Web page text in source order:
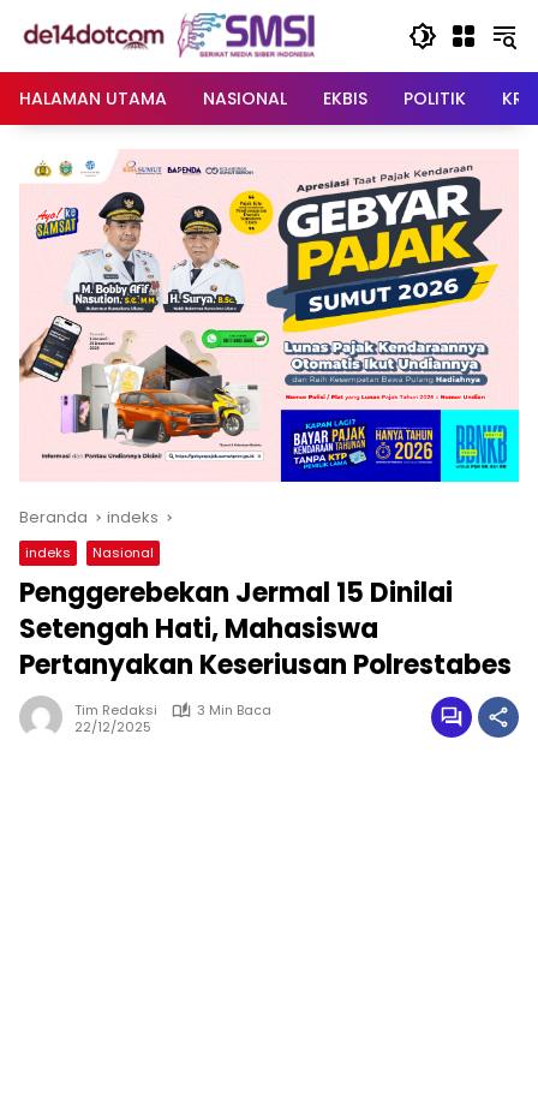
HALAMAN UTAMA
NASIONAL EKBIS POLITIK
Beranda indeks
indeks Nasional
Penggerebekan Jermal 15 Dinilai
Setengah Hati, Mahasiswa
Pertanyakan Keseriusan Polrestabes
Tim Redaksi
3 Min Baca
22/12/2025